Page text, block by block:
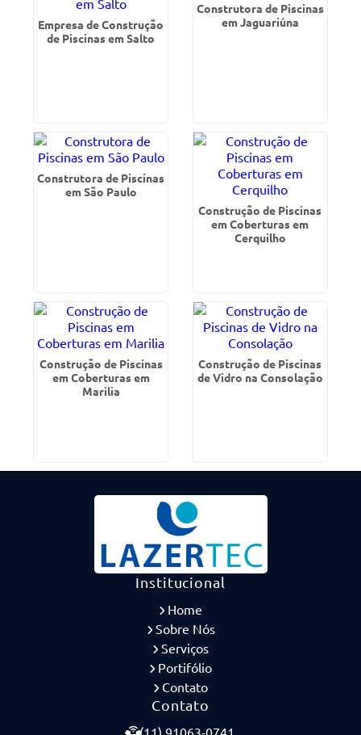
Empresa de Construção
de Piscinas em Salto
Construtora de Piscinas
em Jaguariúna
Construtora de Piscinas
em São Paulo
Construção de Piscinas
em Coberturas em
Cerquilho
Construção de Piscinas
em Coberturas em
Marilia
Construção de Piscinas
de Vidro na Consolação
Institucional
Home
Sobre Nós
Serviços
Portifólio
Contato
Contato
(11) 91063-0741